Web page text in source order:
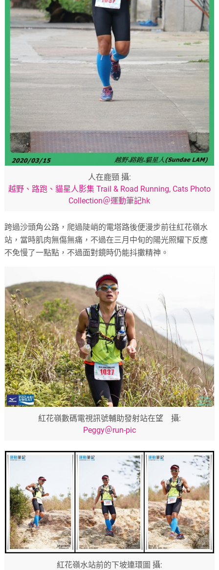
人在鹿頸 攝:
越野、路跑、貓星人影集 Trail & Road Running, Cats Photo
Collection＠運動筆記hk
跨過沙頭角公路，爬過陡峭的電塔路後便漫步前往紅花嶺水
站，當時肌肉無傷無痛，不過在三月中旬的陽光照耀下反應
不免慢了一點點，不過面對鏡時仍能抖擻精神。
紅花嶺數碼電視訊號輔助發射站在望 攝:
Peggy＠run-pic
紅花嶺水站前的下坡連環圖 攝: